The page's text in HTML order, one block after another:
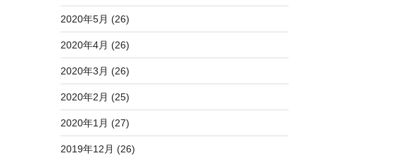
2020年5月 (26)
2020年4月 (26)
2020年3月 (26)
2020年2月 (25)
2020年1月 (27)
2019年12月 (26)